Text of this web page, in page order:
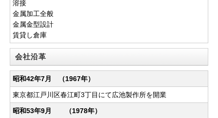
溶接
金属加工全般
金属金型設計
賃貸し倉庫
会社沿革
昭和42年7月 （1967年）
東京都江戸川区春江町3丁目にて広池製作所を開業
昭和53年9月 （1978年）